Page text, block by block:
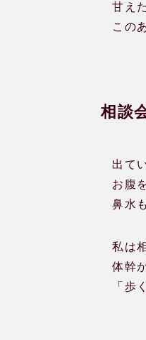
甘え
この
相談
出て
お腹
鼻水
私は
体幹
「歩